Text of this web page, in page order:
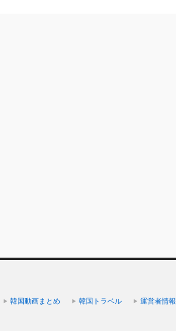
韓国動画まとめ 韓国トラベル 運営者情報